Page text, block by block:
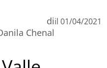
di
Chenal
il 01/04/2021